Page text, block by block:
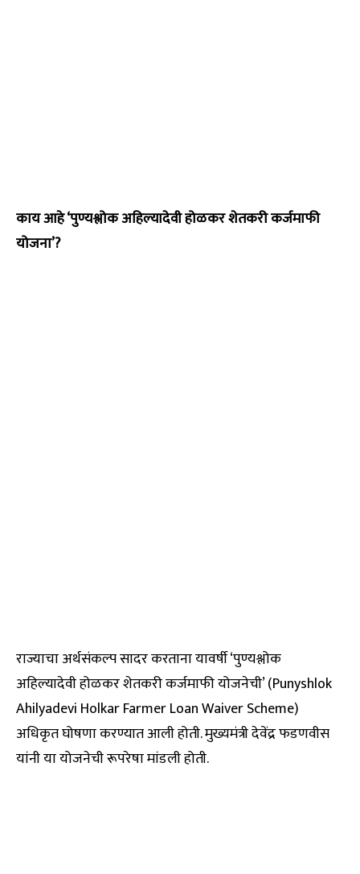
काय आहे ‘पुण्यश्लोक अहिल्यादेवी होळकर शेतकरी कर्जमाफी
योजना’?
राज्याचा अर्थसंकल्प सादर करताना यावर्षी ‘पुण्यश्लोक
अहिल्यादेवी होळकर शेतकरी कर्जमाफी योजनेची’ (Punyshlok
Ahilyadevi Holkar Farmer Loan Waiver Scheme)
अधिकृत घोषणा करण्यात आली होती. मुख्यमंत्री देवेंद्र फडणवीस
यांनी या योजनेची रूपरेषा मांडली होती.